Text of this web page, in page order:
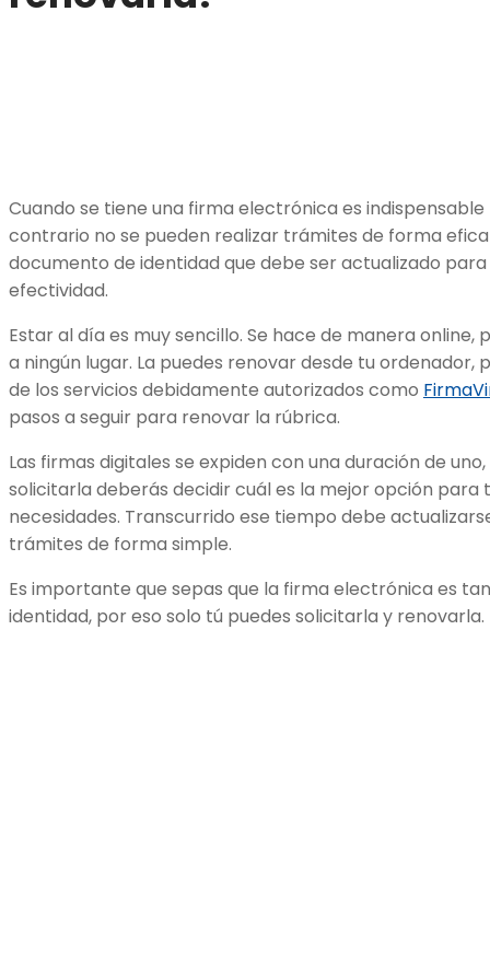
Cuando se tiene una firma electrónica es
contrario no se pueden realizar trámites de forma
documento de identidad que debe ser actualizado
efectividad.
Estar al día es muy sencillo. Se hace de manera
a ningún lugar. La puedes renovar desde tu
de los servicios debidamente autorizados como
pasos a seguir para renovar la rúbrica.
Las firmas digitales se expiden con una duración de
solicitarla deberás decidir cuál es la mejor opción para
necesidades. Transcurrido ese tiempo debe
trámites de forma simple.
Es importante que sepas que la firma electrónica es
identidad, por eso solo tú puedes solicitarla y renovarla.